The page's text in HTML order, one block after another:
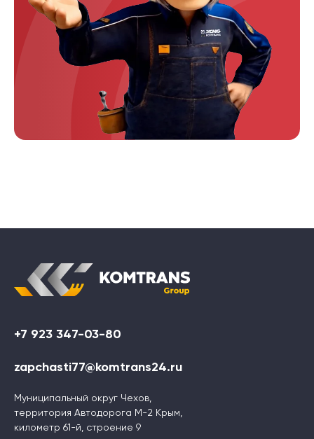
+7 923 347-03-80
zapchasti77@komtrans24.ru
Муниципальный округ Чехов,
территория Автодорога М-2 Крым,
километр 61-й, строение 9